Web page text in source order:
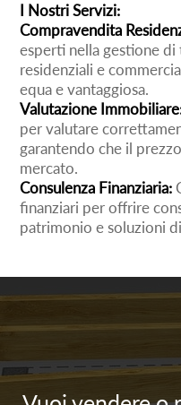
I Nostri Servizi:
Compravendita
esperti nella gestione
residenziali e
equa e vantaggiosa.
Valutazione
per valutare
garantendo che il
mercato.
Consulenza Finanziaria:
finanziari per offrire
patrimonio e soluzioni